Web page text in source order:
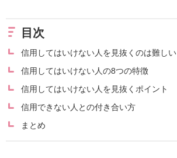
目次
信用してはいけない人を見抜くのは難しい
信用してはいけない人の8つの特徴
信用してはいけない人を見抜くポイント
信用できない人との付き合い方
まとめ